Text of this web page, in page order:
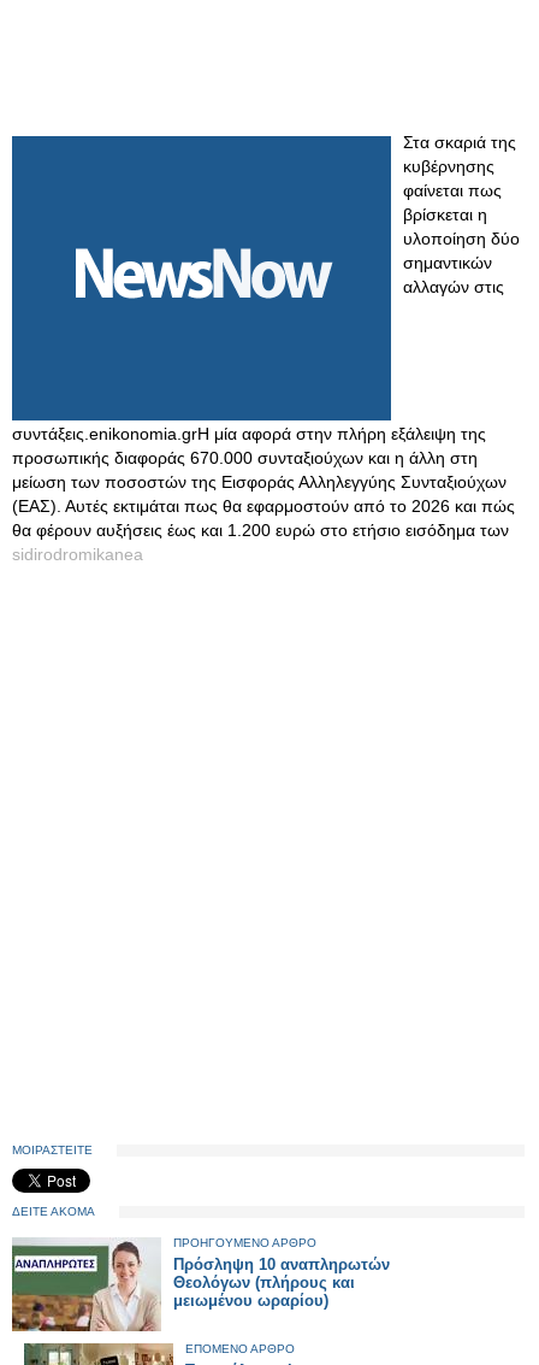
Στα σκαριά της
κυβέρνησης
φαίνεται πως
βρίσκεται η
υλοποίηση δύο
σημαντικών
αλλαγών στις
συντάξεις.enikonomia.grΗ μία αφορά στην πλήρη εξάλειψη της
προσωπικής διαφοράς 670.000 συνταξιούχων και η άλλη στη
μείωση των ποσοστών της Εισφοράς Αλληλεγγύης Συνταξιούχων
(ΕΑΣ). Αυτές εκτιμάται πως θα εφαρμοστούν από το 2026 και πώς
θα φέρουν αυξήσεις έως και 1.200 ευρώ στο ετήσιο εισόδημα των
sidirodromikanea
ΜΟΙΡΑΣΤΕΙΤΕ
ΔΕΙΤΕ ΑΚΟΜΑ
ΠΡΟΗΓΟΥΜΕΝΟ ΑΡΘΡΟ
Πρόσληψη 10 αναπληρωτών
Θεολόγων (πλήρους και
μειωμένου ωραρίου)
ΕΠΟΜΕΝΟ ΑΡΘΡΟ